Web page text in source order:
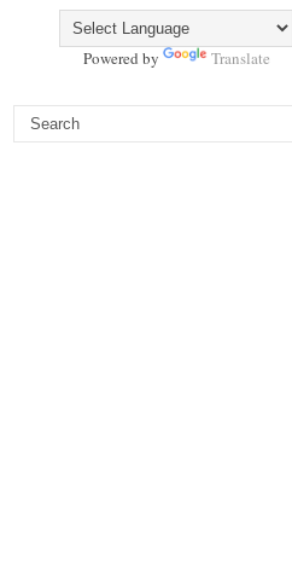
Powered by Translate